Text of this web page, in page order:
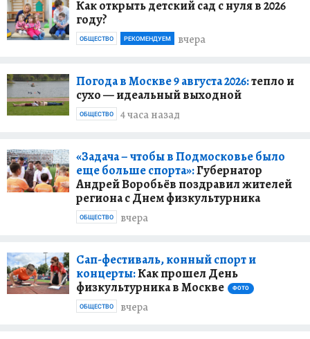
Как открыть детский сад с нуля в 2026
году?
вчера
ОБЩЕСТВО РЕКОМЕНДУЕМ
Погода в Москве 9 августа 2026:тепло и
сухо — идеальный выходной
4 часа назад
ОБЩЕСТВО
«Задача – чтобы в Подмосковье было
еще больше спорта»:Губернатор
Андрей Воробьёв поздравил жителей
региона с Днем физкультурника
вчера
ОБЩЕСТВО
Сап-фестиваль, конный спорт и
концерты:Как прошел День
физкультурника в Москве
ФОТО
вчера
ОБЩЕСТВО